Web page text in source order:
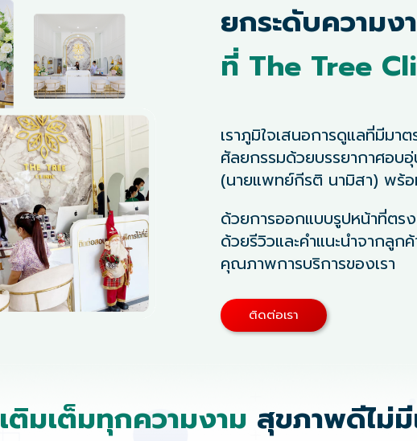
ยกระดับความ
ที่ The Tree
เราภูมิใจเสนอการดูแลที่มีมา
ศัลยกรรมด้วยบรรยากาศอบ
(นายแพทย์กีรติ นามิสา) พ
ด้วยการออกแบบรูปหน้าที่ตร
ด้วยรีวิวและคำแนะนำจากลูก
คุณภาพการบริการของเรา
ติดต่อเรา
เติมเต็มทุกความงาม สุขภาพดีไม่